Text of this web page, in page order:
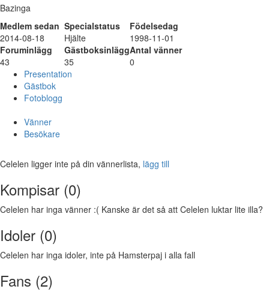
Bazinga
Medlem sedan Specialstatus
Födelsedag
2014-08-18
Hjälte
1998-11-01
Foruminlägg
GästboksinläggAntal vänner
43
35
0
Presentation
Gästbok
Fotoblogg
Vänner
Besökare
Celelen ligger inte på din vännerlista, lägg till
Kompisar (0)
Celelen har inga vänner :( Kanske är det så att Celelen luktar lite illa?
Idoler (0)
Celelen har inga idoler, inte på Hamsterpaj i alla fall
Fans (2)